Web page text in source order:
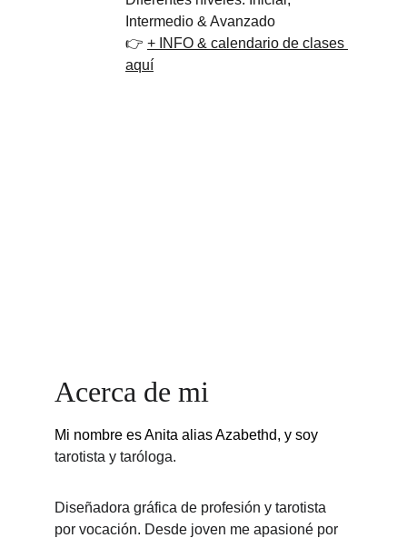
Intermedio & Avanzado
👉 + INFO & calendario de clases
aquí
Acerca de mi
Mi nombre es Anita alias Azabethd, y soy
tarotista y taróloga.
Diseñadora gráfica de profesión y tarotista
por vocación. Desde joven me apasioné por